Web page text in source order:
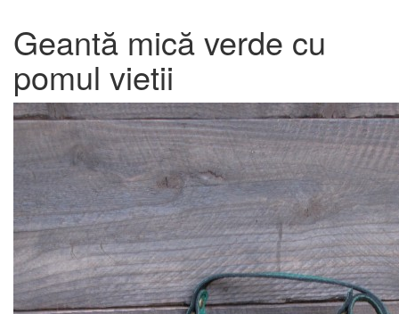
Geantă mică verde cu
pomul vietii